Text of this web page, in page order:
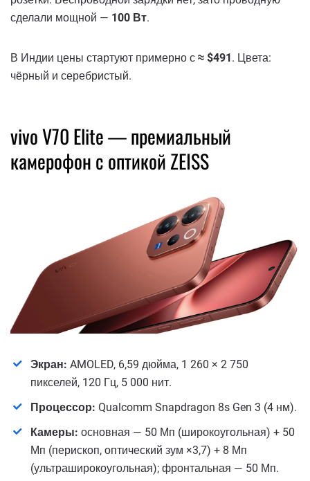
сделали мощной — 100 Вт.
В Индии цены стартуют примерно с ≈ $491 . Цвета:
чёрный и серебристый.
vivo V70 Elite — премиальный
камерофон с оптикой ZEISS
Экран: AMOLED, 6,59 дюйма, 1 260 × 2 750
пикселей, 120 Гц, 5 000 нит.
Процессор: Qualcomm Snapdragon 8s Gen 3 (4 нм).
Камеры: основная — 50 Мп (широкоугольная) + 50
Мп (перископ, оптический зум ×3,7) + 8 Мп
(ультраширокоугольная); фронтальная — 50 Мп.